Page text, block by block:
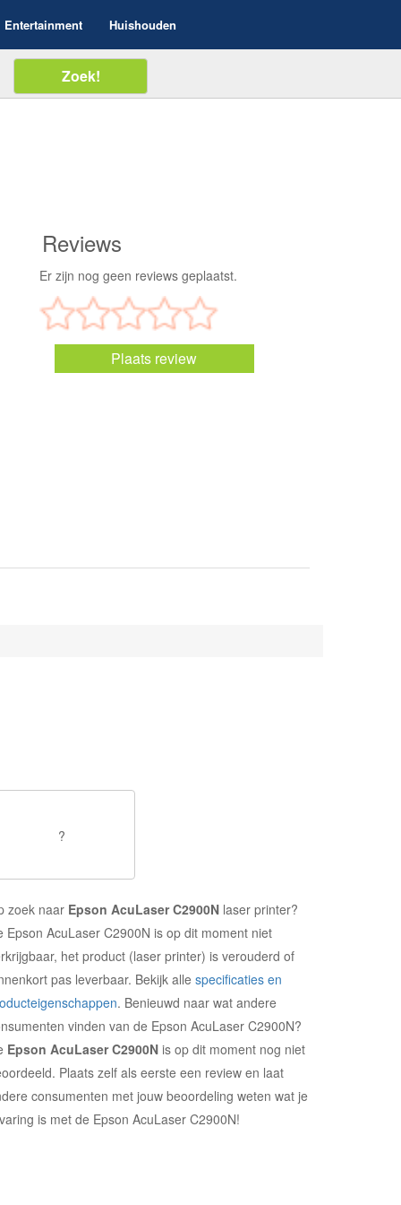
Entertainment Huishouden
Reviews
Er zijn nog geen reviews geplaatst.
Plaats review
?
zoek naar Epson AcuLaser C2900N laser printer?
Epson AcuLaser C2900N is op dit moment niet
het product (laser printer) is verouderd of
pas leverbaar. Bekijk alle specificaties en
. Benieuwd naar wat andere
vinden van de Epson AcuLaser C2900N?
Epson AcuLaser C2900N is op dit moment nog niet
Plaats zelf als eerste een review en laat
consumenten met jouw beoordeling weten wat je
is met de Epson AcuLaser C2900N!